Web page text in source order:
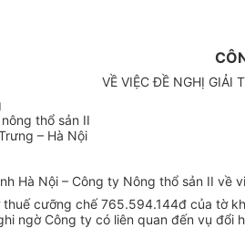
VỀ VIỆC ĐỀ NGHỊ GIẢI
thổ sản II
– Hà Nội
Hà Nội – Công ty Nông thổ sản II
cưỡng chế 765.594.144đ của
ngờ Công ty có liên quan đến vụ